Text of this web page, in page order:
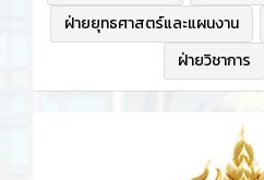
ฝ่ายยุทธศาสตร์และแผนงาน
ฝ่ายวิชาการ